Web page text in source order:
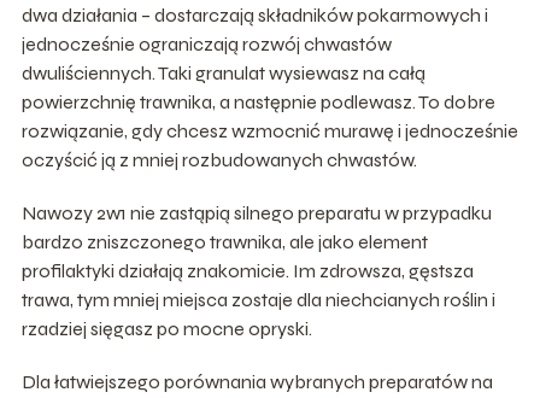
dwa działania – dostarczają składników pokarmowych i
jednocześnie ograniczają rozwój chwastów
dwuliściennych. Taki granulat wysiewasz na całą
powierzchnię trawnika, a następnie podlewasz. To dobre
rozwiązanie, gdy chcesz wzmocnić murawę i jednocześnie
oczyścić ją z mniej rozbudowanych chwastów.
Nawozy 2w1 nie zastąpią silnego preparatu w przypadku
bardzo zniszczonego trawnika, ale jako element
profilaktyki działają znakomicie. Im zdrowsza, gęstsza
trawa, tym mniej miejsca zostaje dla niechcianych roślin i
rzadziej sięgasz po mocne opryski.
Dla łatwiejszego porównania wybranych preparatów na